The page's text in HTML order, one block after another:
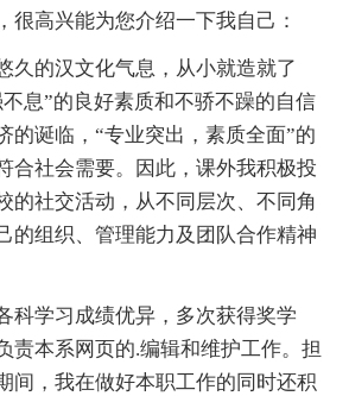
很高兴能为您介绍一下我自己：
久的汉文化气息，从小就造就了
息”的良好素质和不骄不躁的自信
的诞临，“专业突出，素质全面”的
合社会需要。因此，课外我积极投
的社交活动，从不同层次、不同角
的组织、管理能力及团队合作精神
科学习成绩优异，多次获得奖学
责本系网页的.编辑和维护工作。担
间，我在做好本职工作的同时还积